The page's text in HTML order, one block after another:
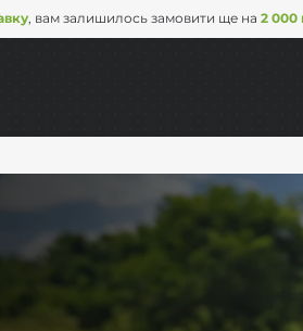
, вам залишилось замовити ще на2 000